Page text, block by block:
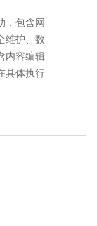
，包含网
维护、数
内容编辑
具体执行